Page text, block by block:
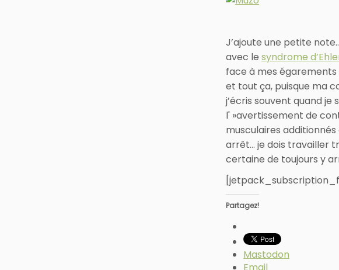
J’ajoute une petite
avec le syndrome
face à mes
et tout ça, puisque ma
j’écris souvent quand je
l' »avertissement de
musculaires
arrêt… je dois travailler
certaine de toujours y
Partagez!
Mastodon